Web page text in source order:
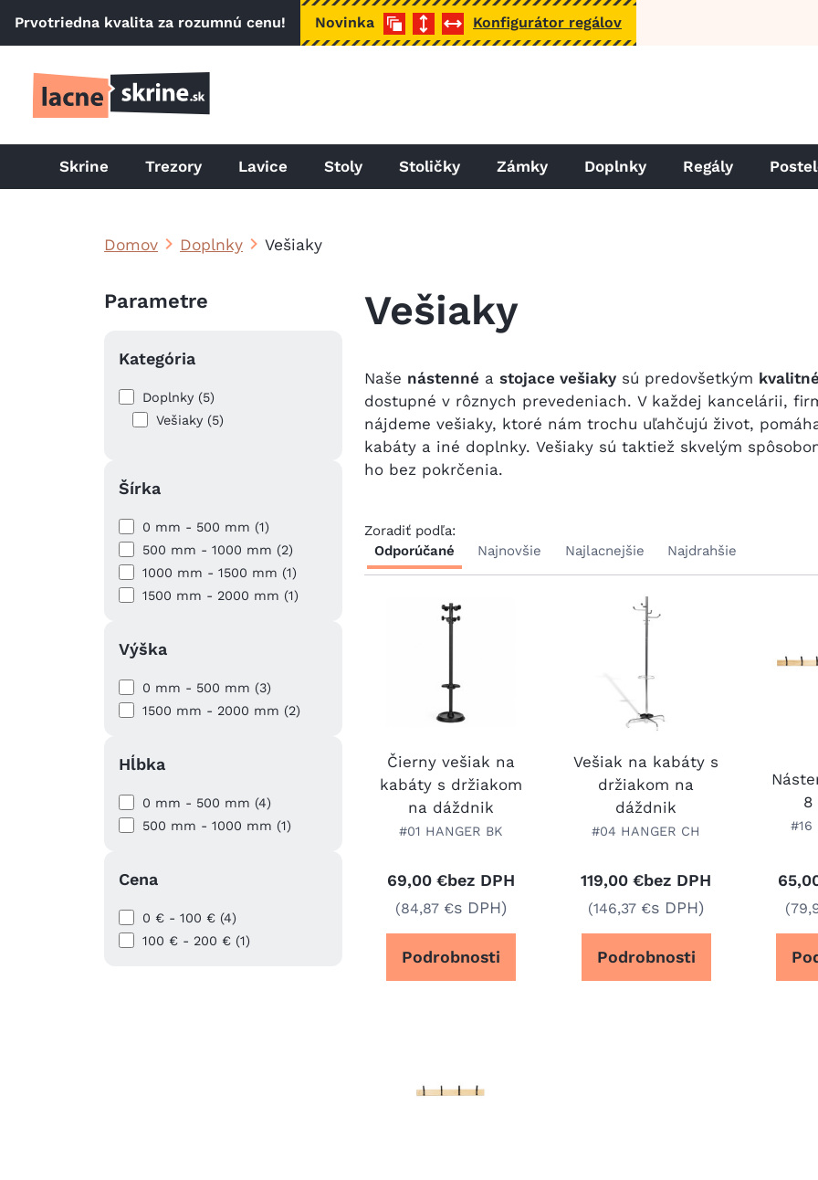
Prvotriedna kvalita za rozumnú cenu! Novinka Konfigurátor regálov
Skrine Trezory Lavice Stoly Stoličky Zámky Doplnky Regály
Domov Doplnky Vešiaky
Vešiaky
Naše nástenné a stojace vešiakysú predovšetkým
dostupné v rôznych prevedeniach. V každej kancelárii,
nájdeme vešiaky, ktoré nám trochu uľahčujú život,
kabáty a iné doplnky. Vešiaky sú taktiež skvelým
ho bez pokrčenia.
Zoradiť podľa:
Odporúčané
Najnovšie Najlacnejšie Najdrahšie
Čierny vešiak na
kabáty s držiakom
na dáždnik
#01 HANGER BK
69,00 €bez DPH
(84,87 €s DPH)
Podrobnosti
Vešiak na kabáty s
držiakom na
dáždnik
#04 HANGER CH
119,00 €bez DPH
(146,37 €s DPH)
Podrobnosti
8
#16
Parametre
Kategória
Doplnky (5)
Vešiaky (5)
Šírka
0 mm - 500 mm (1)
500 mm - 1000 mm (2)
1000 mm - 1500 mm (1)
1500 mm - 2000 mm (1)
Výška
0 mm - 500 mm (3)
1500 mm - 2000 mm (2)
Hĺbka
0 mm - 500 mm (4)
500 mm - 1000 mm (1)
Cena
0 € - 100 € (4)
100 € - 200 € (1)